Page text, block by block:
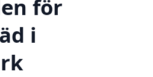
för
i